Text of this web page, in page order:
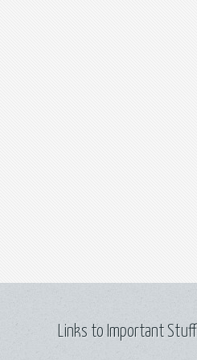
Links to Important Stuff